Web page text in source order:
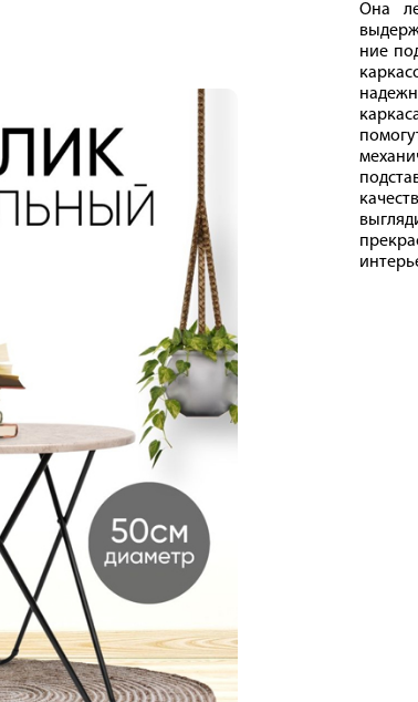
Она
ние